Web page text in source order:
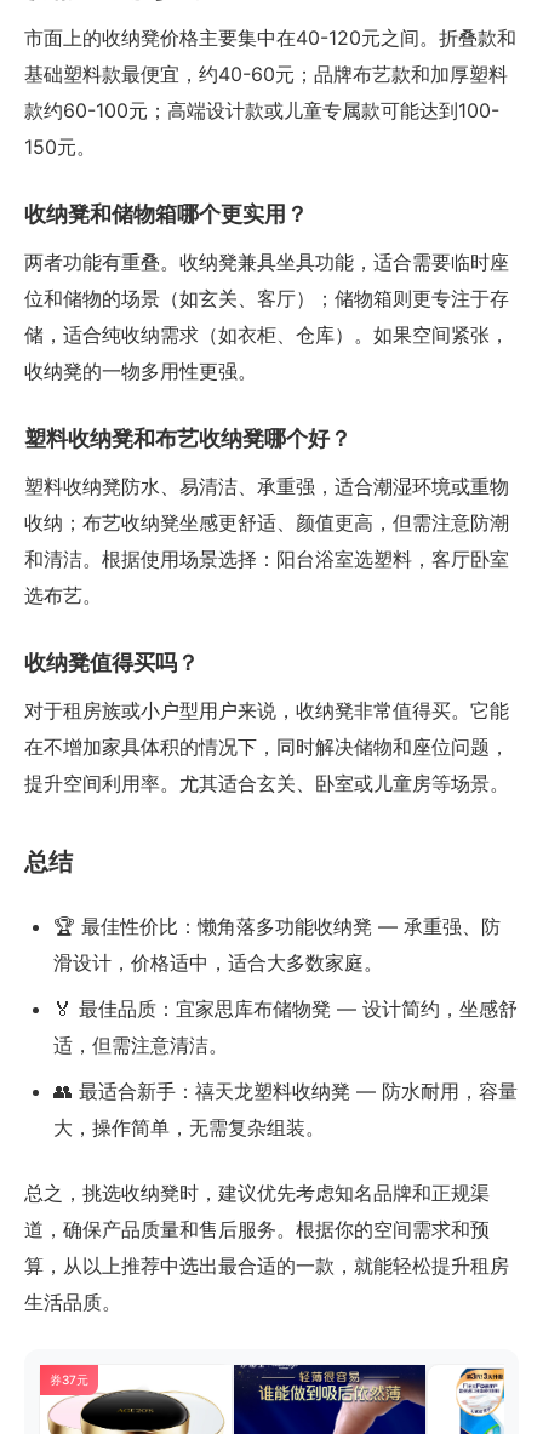
市面上的收纳凳价格主要集中在40-120元之间。折叠款和
基础塑料款最便宜，约40-60元；品牌布艺款和加厚塑料
款约60-100元；高端设计款或儿童专属款可能达到100-
150元。
收纳凳和储物箱哪个更实用？
两者功能有重叠。收纳凳兼具坐具功能，适合需要临时座
位和储物的场景（如玄关、客厅）；储物箱则更专注于存
储，适合纯收纳需求（如衣柜、仓库）。如果空间紧张，
收纳凳的一物多用性更强。
塑料收纳凳和布艺收纳凳哪个好？
塑料收纳凳防水、易清洁、承重强，适合潮湿环境或重物
收纳；布艺收纳凳坐感更舒适、颜值更高，但需注意防潮
和清洁。根据使用场景选择：阳台浴室选塑料，客厅卧室
选布艺。
收纳凳值得买吗？
对于租房族或小户型用户来说，收纳凳非常值得买。它能
在不增加家具体积的情况下，同时解决储物和座位问题，
提升空间利用率。尤其适合玄关、卧室或儿童房等场景。
总结
🏆 最佳性价比：懒角落多功能收纳凳 — 承重强、防
滑设计，价格适中，适合大多数家庭。
🏅 最佳品质：宜家思库布储物凳 — 设计简约，坐感舒
适，但需注意清洁。
👥 最适合新手：禧天龙塑料收纳凳 — 防水耐用，容量
大，操作简单，无需复杂组装。
总之，挑选收纳凳时，建议优先考虑知名品牌和正规渠
道，确保产品质量和售后服务。根据你的空间需求和预
算，从以上推荐中选出最合适的一款，就能轻松提升租房
生活品质。
券37元